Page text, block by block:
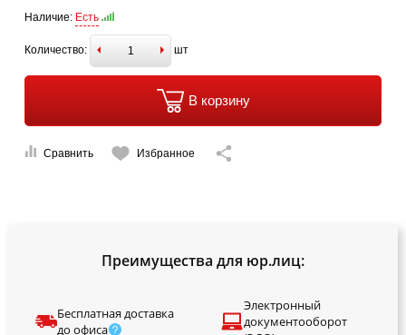
Наличие: Есть
Количество: шт
В корзину
Сравнить Избранное
Преимущества для юр.лиц:
Бесплатная доставка
до офиса
Электронный
документооборот